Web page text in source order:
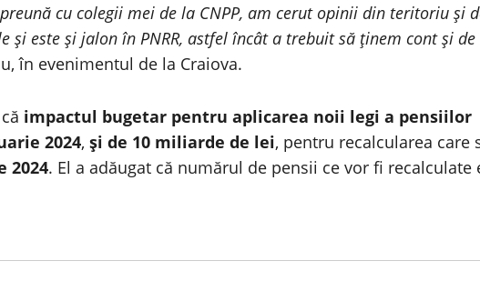
cu colegii mei de la CNPP, am cerut opinii din teritoriu şi
este şi jalon în PNRR, astfel încât a trebuit să ţinem cont şi de
în evenimentul de la Craiova.
impactul bugetar pentru aplicarea noii legi a pensiilor
2024, şi de 10 miliarde de lei, pentru recalcularea care
2024. El a adăugat că numărul de pensii ce vor fi recalculate